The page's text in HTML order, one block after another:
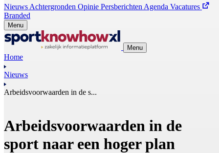
Nieuws Achtergronden Opinie Persberichten Agenda Vacatures
Branded
Menu
Menu
Home
Nieuws
Arbeidsvoorwaarden in de s...
Arbeidsvoorwaarden in de
sport naar een hoger plan